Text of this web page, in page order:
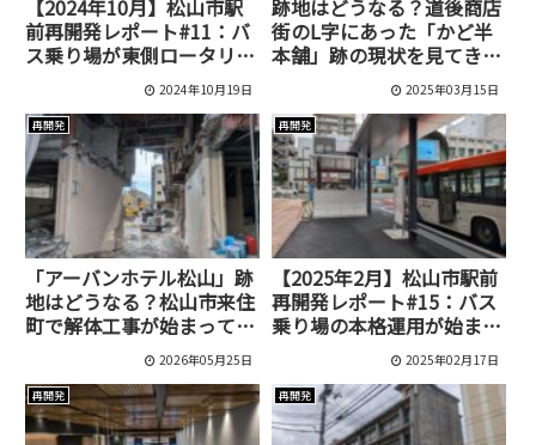
【2024年10月】松山市駅
前再開発レポート#11：バ
ス乗り場が東側ロータリー
2024年10月19日
跡地はどうなる？道後商店
街のL字にあった「かど半
本舗」跡の現状を見てきま
2025年03月15日
再開発
「アーバンホテル松山」跡
地はどうなる？松山市来住
町で解体工事が始まってい
2026年05月25日
再開発
【2025年2月】松山市駅前
再開発レポート#15：バス
乗り場の本格運用が始ま
2025年02月17日
再開発 再開発